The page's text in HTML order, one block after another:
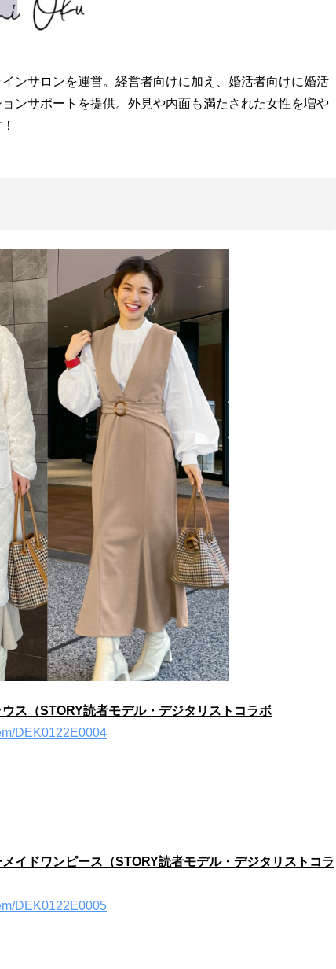
ンサロンを運営。経営者向けに加え、婚活者向けに婚活
ンサポートを提供。外見や内面も満たされた女性を増や
ス（STORY読者モデル・デジタリストコラボ
DEK0122E0004
イドワンピース（STORY読者モデル・デジタリストコラ
DEK0122E0005